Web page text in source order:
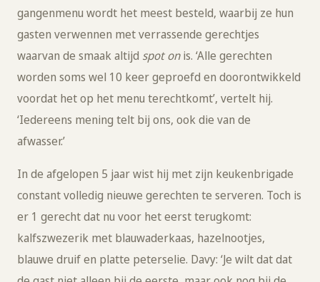
gangenmenu wordt het meest besteld, waarbij ze hun
gasten verwennen met verrassende gerechtjes
waarvan de smaak altijd spot onis. ‘Alle gerechten
worden soms wel 10 keer geproefd en doorontwikkeld
voordat het op het menu terechtkomt’, vertelt hij.
‘Iedereens mening telt bij ons, ook die van de
afwasser.’
In de afgelopen 5 jaar wist hij met zijn keukenbrigade
constant volledig nieuwe gerechten te serveren. Toch is
er 1 gerecht dat nu voor het eerst terugkomt:
kalfszwezerik met blauwaderkaas, hazelnootjes,
blauwe druif en platte peterselie. Davy: ‘Je wilt dat dat